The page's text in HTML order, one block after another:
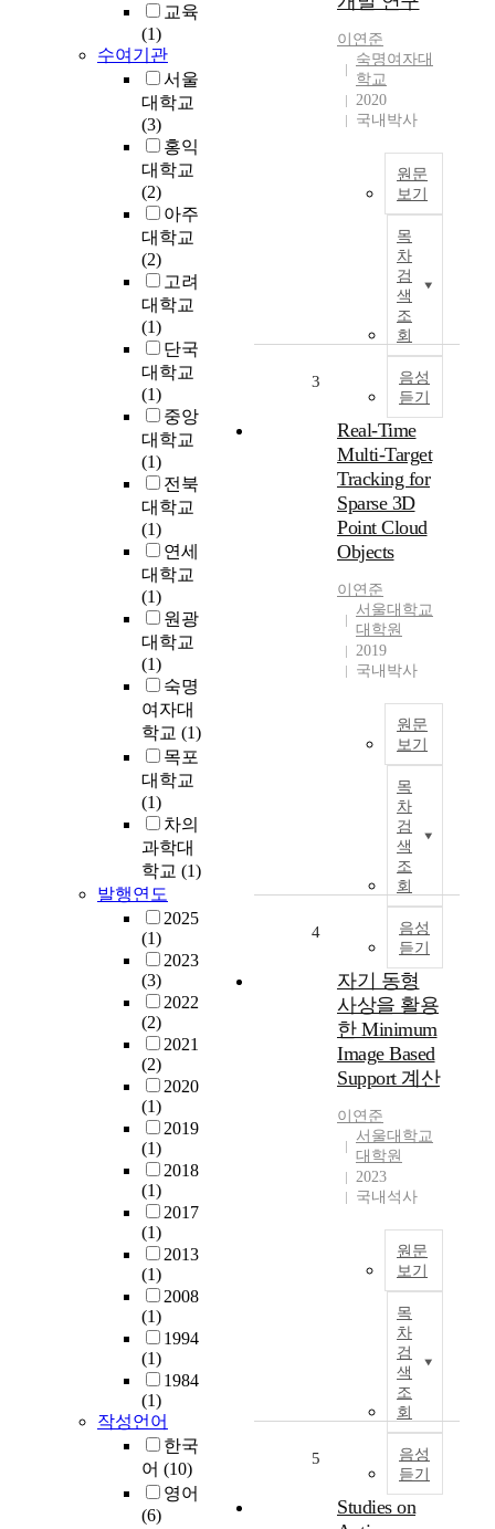
교육
(1)
수여기관
서울
대학교
(3)
홍익
대학교
(2)
아주
대학교
(2)
고려
대학교
(1)
단국
대학교
(1)
중앙
대학교
(1)
전북
대학교
(1)
연세
대학교
(1)
원광
대학교
(1)
숙명
여자대
학교 (1)
목포
대학교
(1)
차의
과학대
학교 (1)
발행연도
2025
(1)
2023
(3)
2022
(2)
2021
(2)
2020
(1)
2019
(1)
2018
(1)
2017
(1)
2013
(1)
2008
(1)
1994
(1)
1984
(1)
작성언어
한국
어 (10)
영어
(6)
이연준
숙명여자대
학교
2020
국내박사
원문
보기
목
차
검
색
조
회
음성
듣기
3
Real-Time
Multi-Target
Tracking for
Sparse 3D
Point Cloud
Objects
이연준
서울대학교
대학원
2019
국내박사
원문
보기
목
차
검
색
조
회
음성
듣기
4
자기 동형
사상을 활용
한 Minimum
Image Based
Support 계산
이연준
서울대학교
대학원
2023
국내석사
원문
보기
목
차
검
색
조
회
음성
듣기
5
Studies on